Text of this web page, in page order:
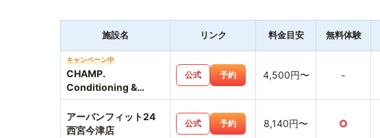
施設名 リンク 料金目安 無料体験
キャンペーン中
CHAMP.
Conditioning &
Workout Personal
GymCHAMP. 鳴尾・
武庫川女子大前駅 駅前
公式 予約 4,500円〜 -
アーバンフィット24
西宮今津店
公式 予約 8,140円〜 ○